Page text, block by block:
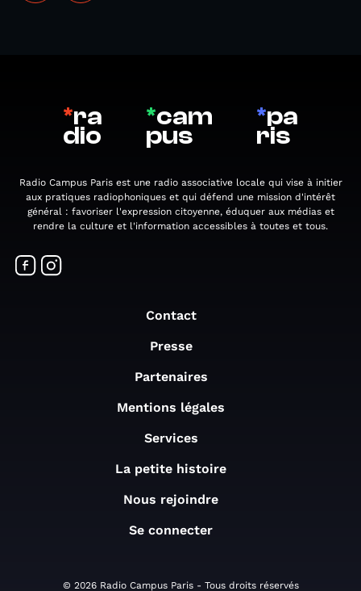
*ra
dio
*cam
pus
*pa
ris
Radio Campus Paris est une radio associative locale qui vise à initier
aux pratiques radiophoniques et qui défend une mission d'intérêt
général : favoriser l'expression citoyenne, éduquer aux médias et
rendre la culture et l'information accessibles à toutes et tous.
Contact
Presse
Partenaires
Mentions légales
Services
La petite histoire
Nous rejoindre
Se connecter
© 2026 Radio Campus Paris - Tous droits réservés